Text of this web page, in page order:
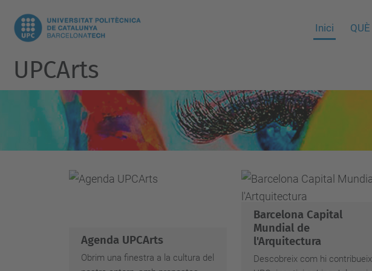
Inici
UPCArts
Agenda UPCArts
Obrim una finestra a la cultura del
Barcelona Capital
Mundial de
l'Arquitectura
Descobreix com hi